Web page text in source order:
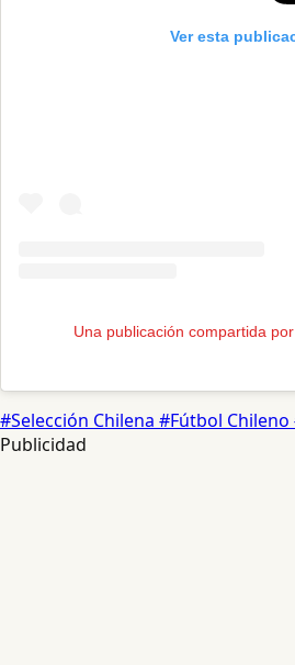
Ver esta
Una publicación compartida
#Selección Chilena #Fútbol Chileno
Publicidad